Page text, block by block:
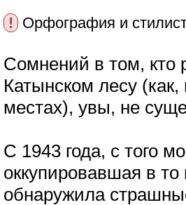
! Орфография и
Сомнений в том, кто
Катынском лесу
местах), увы, не
С 1943 года, с того
оккупировавшая в
обнаружила